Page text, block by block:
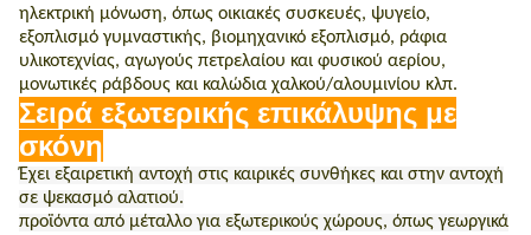
ηλεκτρική μόνωση, όπως οικιακές συσκευές, ψυγείο,
εξοπλισμό γυμναστικής, βιομηχανικό εξοπλισμό, ράφια
υλικοτεχνίας, αγωγούς πετρελαίου και φυσικού αερίου,
μονωτικές ράβδους και καλώδια χαλκού/αλουμινίου κλπ.
Σειρά εξωτερικής επικάλυψης με
σκόνη
Έχει εξαιρετική αντοχή στις καιρικές συνθήκες και στην αντοχή
σε ψεκασμό αλατιού.
προϊόντα από μέταλλο για εξωτερικούς χώρους, όπως γεωργικά